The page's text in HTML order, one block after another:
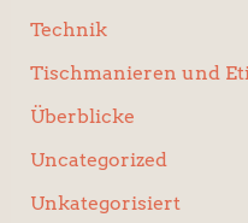
Technik
Tischmanieren und
Überblicke
Uncategorized
Unkategorisiert